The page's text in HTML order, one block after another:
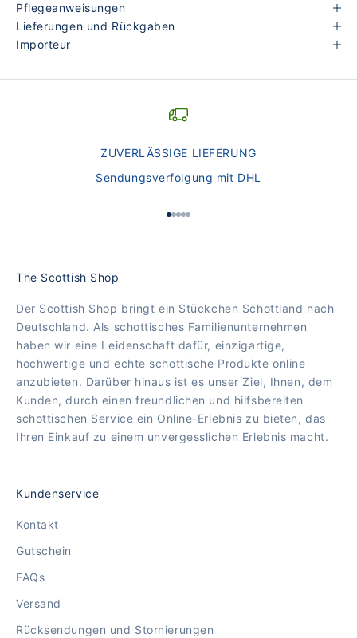
Pflegeanweisungen
Lieferungen und Rückgaben
Importeur
ZUVERLÄSSIGE LIEFERUNG
Sendungsverfolgung mit DHL
Gehe zu Element 1
Gehe zu Element 2
Gehe zu Element 3
Gehe zu Element 4
Gehe zu Element 5
The Scottish Shop
Der Scottish Shop bringt ein Stückchen Schottland nach
Deutschland. Als schottisches Familienunternehmen
haben wir eine Leidenschaft dafür, einzigartige,
hochwertige und echte schottische Produkte online
anzubieten. Darüber hinaus ist es unser Ziel, Ihnen, dem
Kunden, durch einen freundlichen und hilfsbereiten
schottischen Service ein Online-Erlebnis zu bieten, das
Ihren Einkauf zu einem unvergesslichen Erlebnis macht.
Kundenservice
Kontakt
Gutschein
FAQs
Versand
Rücksendungen und Stornierungen